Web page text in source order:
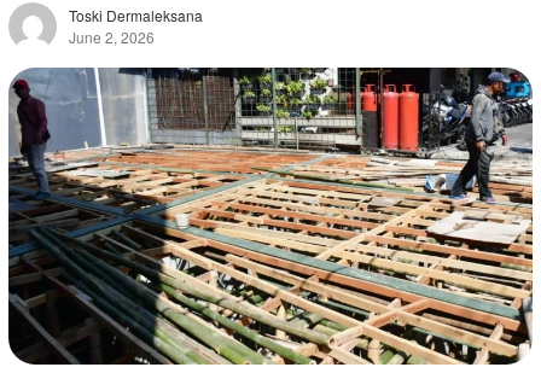
Toski Dermaleksana
June 2, 2026